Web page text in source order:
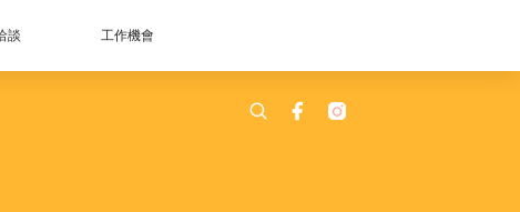
談 工作機會